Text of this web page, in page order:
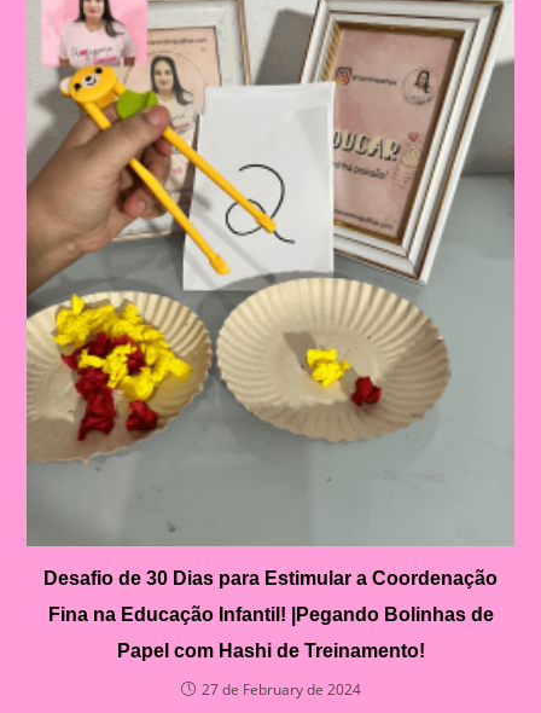
Desafio de 30 Dias para Estimular a Coordenação
Fina na Educação Infantil! |Pegando Bolinhas de
Papel com Hashi de Treinamento!
27 de February de 2024